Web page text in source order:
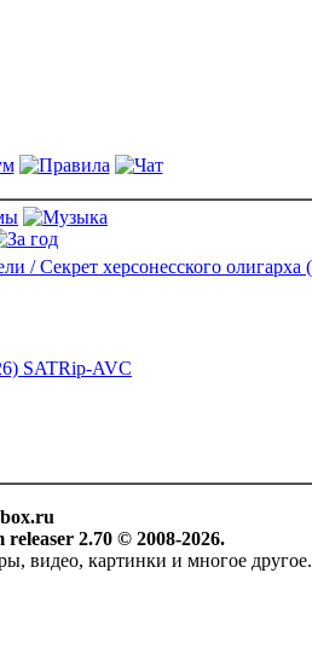
2.70 © 2008-2026.
видео, картинки и многое другое.